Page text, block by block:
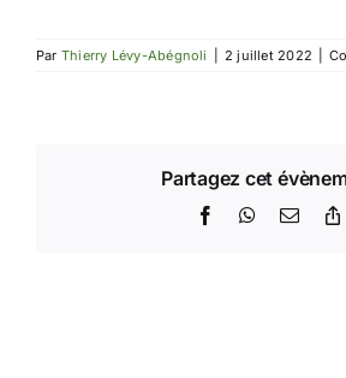
Par Thierry Lévy-Abégnoli 2 juillet 2022
Partagez cet
FacebookWhatsApp
Email